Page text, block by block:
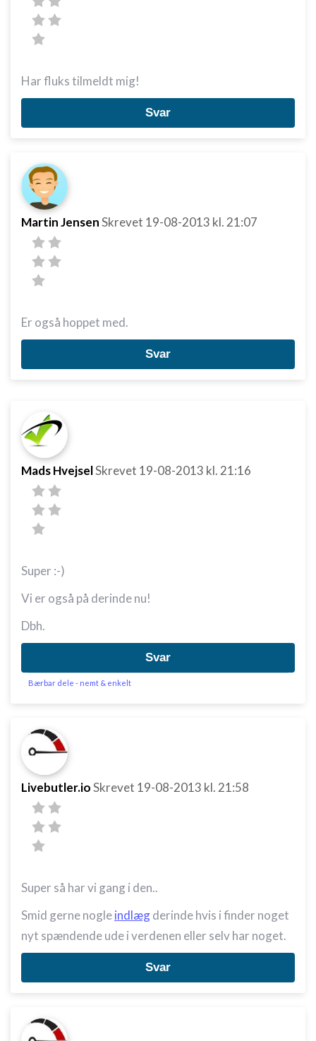
Har fluks tilmeldt mig!
Svar
Martin JensenSkrevet 19-08-2013 kl. 21:07
Er også hoppet med.
Svar
Mads HvejselSkrevet 19-08-2013 kl. 21:16
Super :-)
Vi er også på derinde nu!
Dbh.
Svar
Bærbar dele - nemt & enkelt
Livebutler.ioSkrevet 19-08-2013 kl. 21:58
Super så har vi gang i den..
Smid gerne nogleindlægderinde hvis i finder noget
nyt spændende ude i verdenen eller selv har noget.
Svar